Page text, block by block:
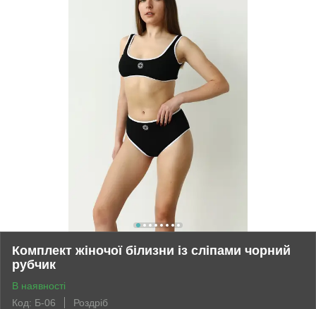
Комплект жіночої білизни із сліпами чорний
рубчик
В наявності
Код: Б-06
Роздріб